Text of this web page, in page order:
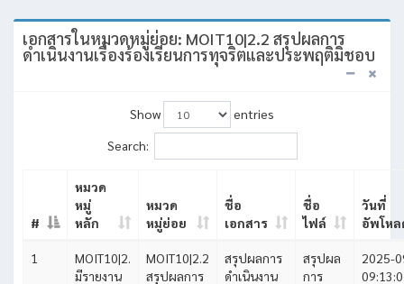
เอกสารในหมวดหมู่ย่อย: MOIT10|2.2 สรุปผลการ
ดำเนินงานเรื่องร้องเรียนการทุจริตและประพฤติมิชอบ
Show
entries
Search:
#
หมวด
หมู่
หลัก
หมวด
หมู่ย่อย
ชื่อ
เอกสาร
ชื่อ
ไฟล์
วันที่
อัพโห
1
MOIT10|2.
มีรายงาน
MOIT10|2.2
สรุปผลการ
สรุปผลการ
ดำเนินงาน
สรุปผล
การ
2025-